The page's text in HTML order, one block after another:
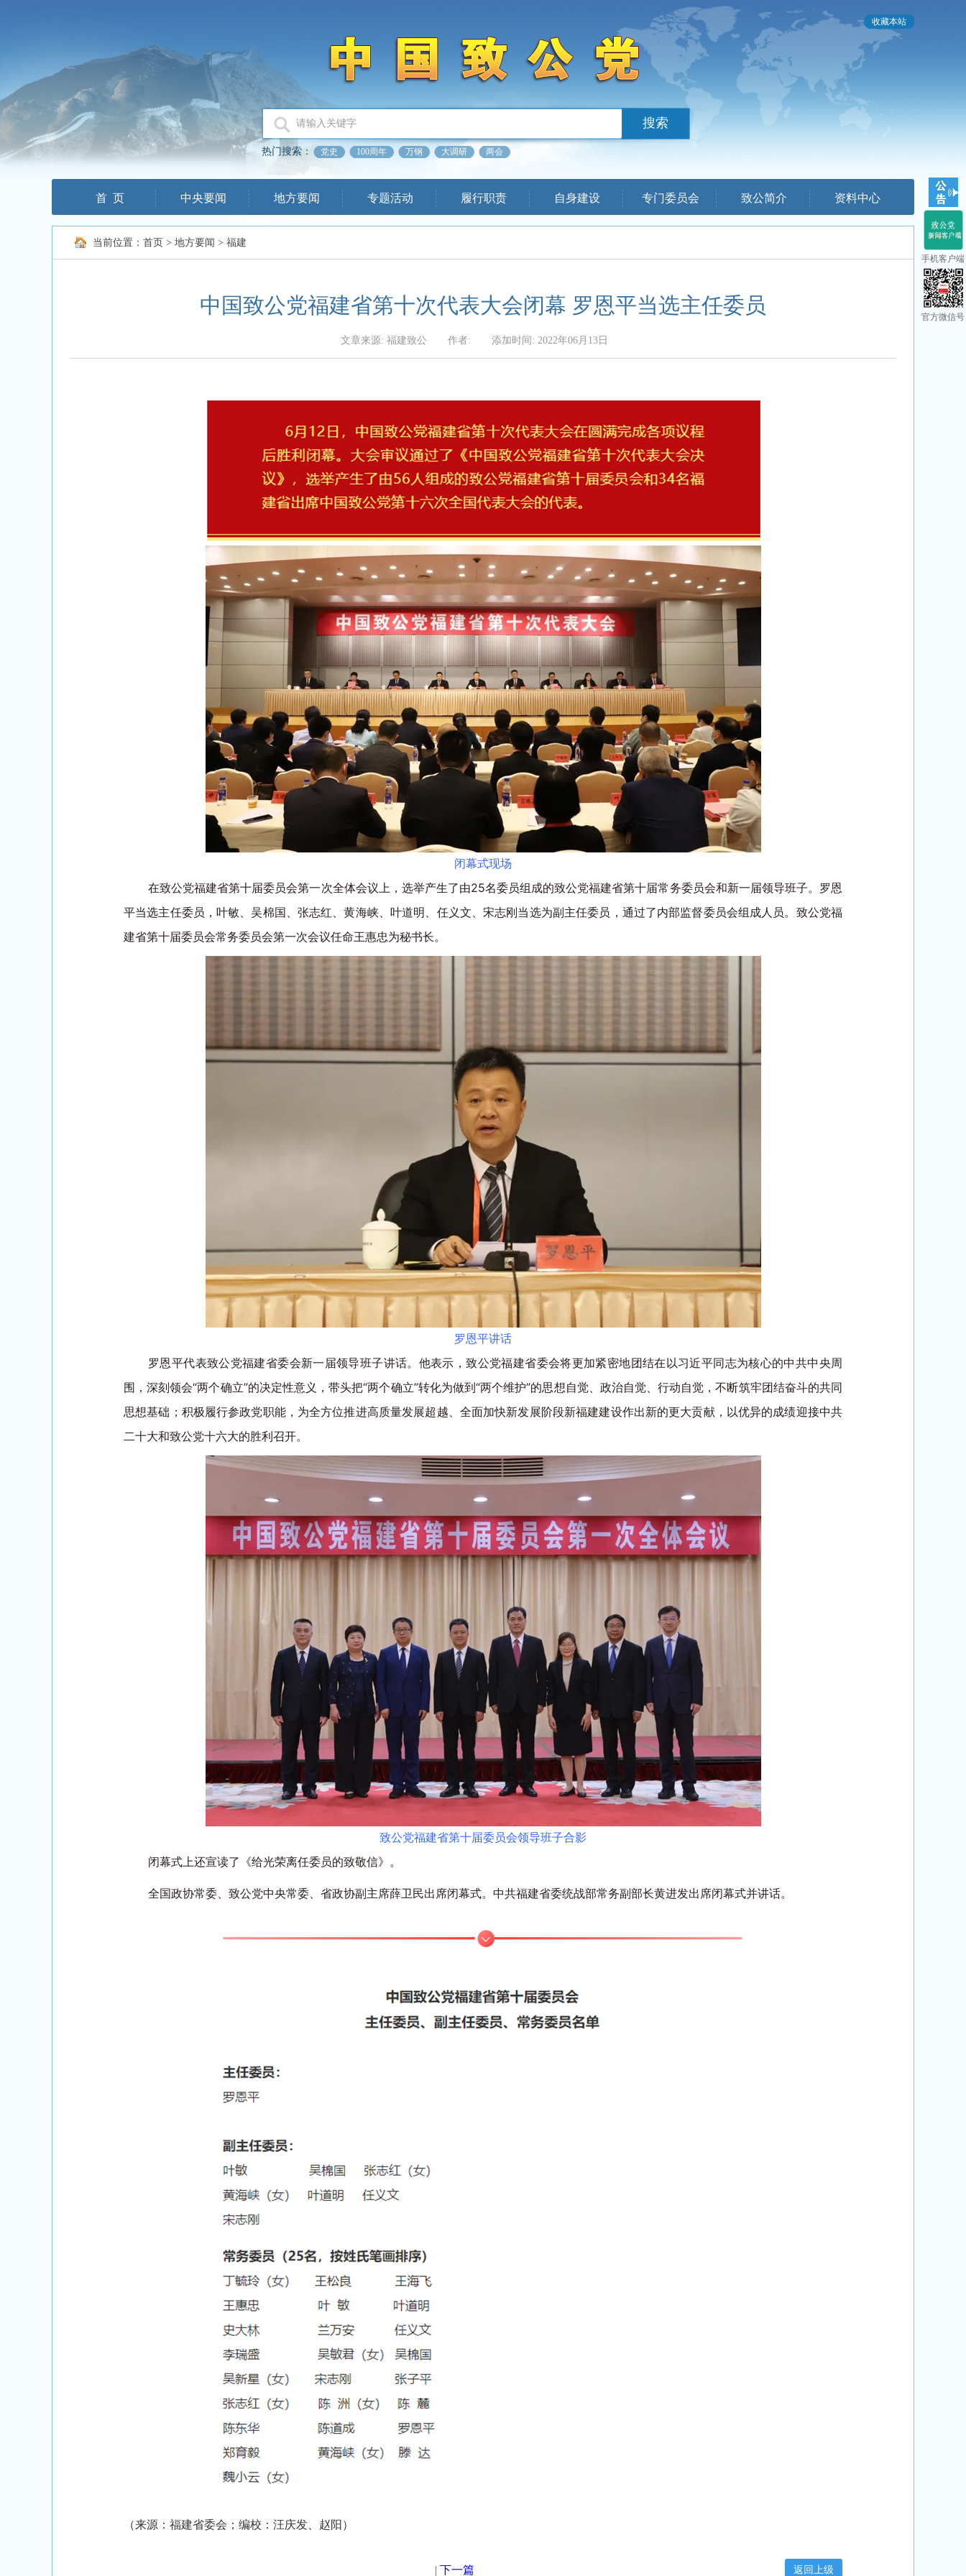
手机客户端
官方微信号
收藏本站
热门搜索： 党史 100周年 万钢 大调研 两会
首 页 中央要闻 地方要闻 专题活动 履行职责 自身建设 专门委员会 致公简介 资料中心
当前位置： 首页 > 地方要闻 > 福建
中国致公党福建省第十次代表大会闭幕 罗恩平当选主任委员
文章来源: 福建致公 作者: 添加时间: 2022年06月13日
闭幕式现场
在致公党福建省第十届委员会第一次全体会议上，选举产生了由25名委员组成的致公党福建省第十届常务委员会和新一届领导班子。罗恩
平当选主任委员，叶敏、吴棉国、张志红、黄海峡、叶道明、任义文、宋志刚当选为副主任委员，通过了内部监督委员会组成人员。致公党福
建省第十届委员会常务委员会第一次会议任命王惠忠为秘书长。
罗恩平讲话
罗恩平代表致公党福建省委会新一届领导班子讲话。他表示，致公党福建省委会将更加紧密地团结在以习近平同志为核心的中共中央周
围，深刻领会“两个确立”的决定性意义，带头把“两个确立”转化为做到“两个维护”的思想自觉、政治自觉、行动自觉，不断筑牢团结奋斗的共同
思想基础；积极履行参政党职能，为全方位推进高质量发展超越、全面加快新发展阶段新福建建设作出新的更大贡献，以优异的成绩迎接中共
二十大和致公党十六大的胜利召开。
致公党福建省第十届委员会领导班子合影
闭幕式上还宣读了《给光荣离任委员的致敬信》。
全国政协常委、致公党中央常委、省政协副主席薛卫民出席闭幕式。中共福建省委统战部常务副部长黄进发出席闭幕式并讲话。
（来源：福建省委会；编校：汪庆发、赵阳）
| 下一篇